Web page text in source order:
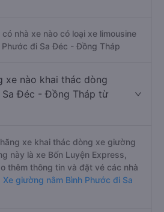
nhà xe nào có loại xe limousine
đi Sa Đéc - Đồng Tháp
xe nào khai thác dòng
Đéc - Đồng Tháp từ
xe khai thác dòng xe giường
này là xe Bốn Luyện Express,
thêm thông tin và đặt vé các nhà
Xe giường nằm Bình Phước đi Sa